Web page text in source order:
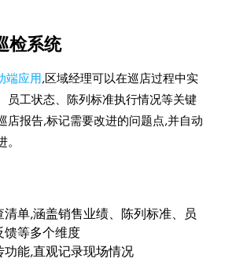
检系统
端应用,区域经理可以在巡店过程中实
员工状态、陈列标准执行情况等关键
店报告,标记需要改进的问题点,并自动
清单,涵盖销售业绩、陈列标准、员
馈等多个维度
功能,直观记录现场情况